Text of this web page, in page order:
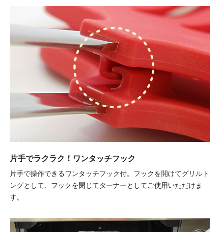
片手でラクラク！ワンタッチフック
片手で操作できるワンタッチフック付。フックを開けてグリルト
ングとして、フックを閉じてターナーとしてご使用いただけま
す。